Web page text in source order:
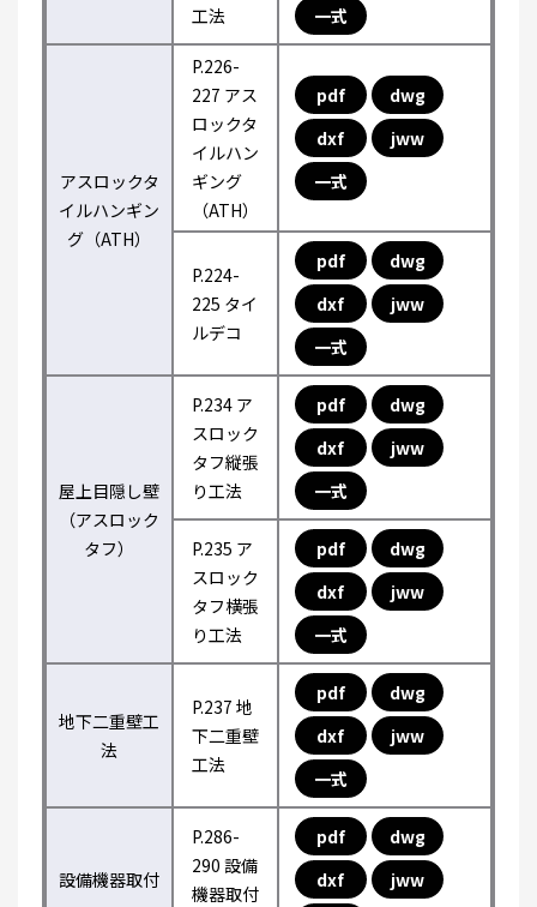
工法
一式
アスロックタ
イルハンギン
グ（ATH）
P.226-
227 アス
ロックタ
イルハン
ギング
（ATH）
pdf
dwg
dxf
jww
一式
P.224-
225 タイ
ルデコ
pdf
dwg
dxf
jww
一式
屋上目隠し壁
（アスロック
タフ）
P.234 ア
スロック
タフ縦張
り工法
pdf
dwg
dxf
jww
一式
P.235 ア
スロック
タフ横張
り工法
pdf
dwg
dxf
jww
一式
地下二重壁工
法
P.237 地
下二重壁
工法
pdf
dwg
dxf
jww
一式
設備機器取付
P.286-
290 設備
機器取付
pdf
dwg
dxf
jww